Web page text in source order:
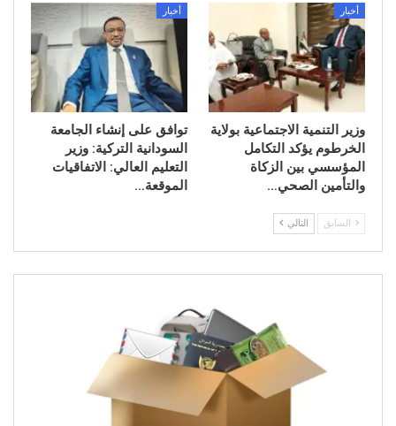
أخبار
وزير التنمية الاجتماعية بولاية
الخرطوم يؤكد التكامل
المؤسسي بين الزكاة
والتأمين الصحي…
أخبار
توافق على إنشاء الجامعة
السودانية التركية: وزير
التعليم العالي: الاتفاقيات
الموقعة…
السابق التالي